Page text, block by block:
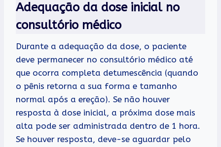
Adequação da dose inicial no
consultório médico
Durante a adequação da dose, o paciente
deve permanecer no consultório médico até
que ocorra completa detumescência (quando
o pênis retorna a sua forma e tamanho
normal após a ereção). Se não houver
resposta à dose inicial, a próxima dose mais
alta pode ser administrada dentro de 1 hora.
Se houver resposta, deve-se aguardar pelo